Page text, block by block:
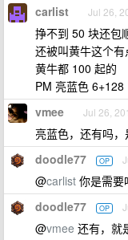
carlist Jul 26,
挣不到 50 块还包
还被叫黄牛这个
黄牛都 100 起的
PM 亮蓝色 6+128
vmee Jul 26,
亮蓝色，还有吗
doodle77 OP
@carlist 你是需要
doodle77 OP
@vmee 还有，就